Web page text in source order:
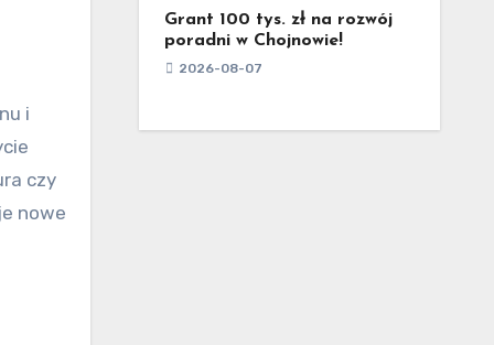
i
czy
nowe
Grant 100 tys. zł na rozwój
poradni w Chojnowie!
2026-08-07